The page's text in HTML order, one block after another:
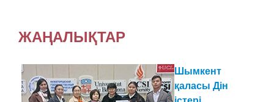
ЖАҢАЛЫҚТАР
Шымкент
қаласы Дін